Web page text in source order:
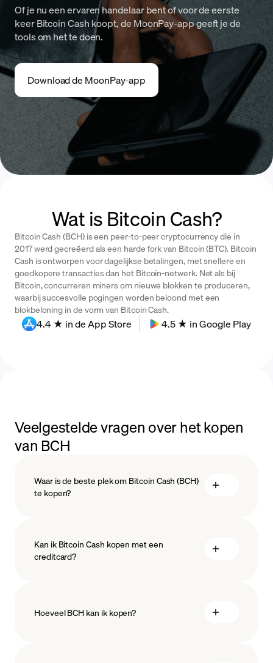
Of je nu een ervaren handelaar bent of voor de eerste
keer Bitcoin Cash koopt, de MoonPay-app geeft je de
tools om het te doen.
Download de MoonPay-app
Wat is Bitcoin Cash?
Bitcoin Cash (BCH) is een peer-to-peer cryptocurrency die in
2017 werd gecreëerd als een harde fork van Bitcoin (BTC). Bitcoin
Cash is ontworpen voor dagelijkse betalingen, met snellere en
goedkopere transacties dan het Bitcoin-netwerk. Net als bij
Bitcoin, concurreren miners om nieuwe blokken te produceren,
waarbij succesvolle pogingen worden beloond met een
blokbeloning in de vorm van Bitcoin Cash.
4.4 ★ in de App Store 4.5 ★ in Google Play
Veelgestelde vragen over het kopen
van BCH
Waar is de beste plek om Bitcoin Cash (BCH)
te kopen?
Kan ik Bitcoin Cash kopen met een
creditcard?
Hoeveel BCH kan ik kopen?